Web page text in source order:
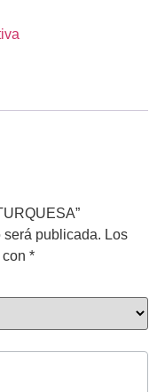
será publicada. Los
*